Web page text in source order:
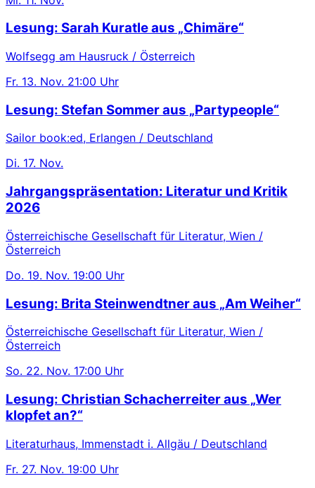
Lesung: Sarah Kuratle aus „Chimäre“
Wolfsegg am Hausruck / Österreich
Fr. 13. Nov. 21:00 Uhr
Lesung: Stefan Sommer aus „Partypeople“
Sailor book:ed, Erlangen / Deutschland
Di. 17. Nov.
Jahrgangspräsentation: Literatur und Kritik
2026
Österreichische Gesellschaft für Literatur, Wien /
Österreich
Do. 19. Nov. 19:00 Uhr
Lesung: Brita Steinwendtner aus „Am Weiher“
Österreichische Gesellschaft für Literatur, Wien /
Österreich
So. 22. Nov. 17:00 Uhr
Lesung: Christian Schacherreiter aus „Wer
klopfet an?“
Literaturhaus, Immenstadt i. Allgäu / Deutschland
Fr. 27. Nov. 19:00 Uhr